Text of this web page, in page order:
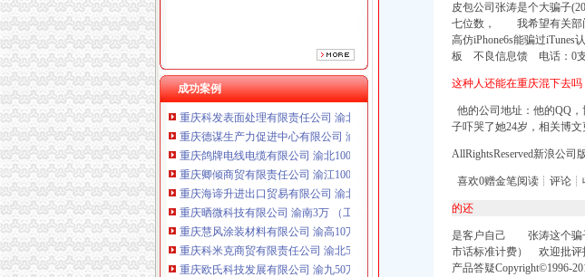
成功案例
重庆斯苔登托生物科技有限公司 渝南10万 （工商注册）
重庆市冰岛科技发展有限公司 渝沙50万 （进出口权）
重庆科发表面处理有限责任公司 渝北800万 （进出口权）
重庆德谋生产力促进中心有限公司 渝大10万 （工商注册）
重庆鸽牌电线电缆有限公司 渝北10010万 (进出口权)
重庆卿倾商贸有限责任公司 渝江100万 （工商注册）
重庆海谛升进出口贸易有限公司 渝北100万 （进出口权）
重庆晒微科技有限公司 渝南3万 （工商注册）
重庆慧风涂装材料有限公司 渝高10万 （工商注册）
重庆科米克商贸有限责任公司 渝北50万 （工商注册）
重庆欧氏科技发展有限公司 渝九50万 （进出口权）
重庆斯苔登托生物科技有限公司 渝南10万 （工商注册）
皮包公司张涛是个大骗子
七位数， 我希望有关部门
高仿iPhone6s能骗过
板 不良信息馈 电话： 0
这种人还能在重庆混下去吗
他的公司地址： 他的QQ，
子吓哭了她24岁，相关博
AllRightsReserved新浪公司
喜欢0赠金笔阅读┊评论
的还
是客户自己 张涛这个骗子
市话标准计费） 欢迎批评
产品答疑Copyright©1996-